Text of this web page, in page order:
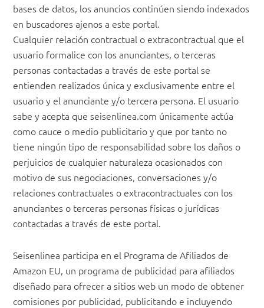
bases de datos, los anuncios continúen siendo indexados
en buscadores ajenos a este portal.
Cualquier relación contractual o extracontractual que el
usuario formalice con los anunciantes, o terceras
personas contactadas a través de este portal se
entienden realizados única y exclusivamente entre el
usuario y el anunciante y/o tercera persona. El usuario
sabe y acepta que seisenlinea.com únicamente actúa
como cauce o medio publicitario y que por tanto no
tiene ningún tipo de responsabilidad sobre los daños o
perjuicios de cualquier naturaleza ocasionados con
motivo de sus negociaciones, conversaciones y/o
relaciones contractuales o extracontractuales con los
anunciantes o terceras personas físicas o jurídicas
contactadas a través de este portal.
Seisenlinea participa en el Programa de Afiliados de
Amazon EU, un programa de publicidad para afiliados
diseñado para ofrecer a sitios web un modo de obtener
comisiones por publicidad, publicitando e incluyendo